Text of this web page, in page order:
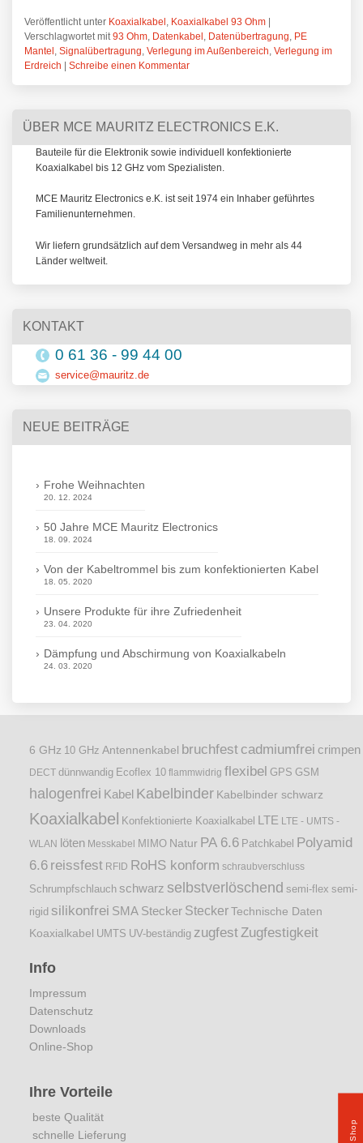
Veröffentlicht unter Koaxialkabel Koaxialkabel 93 Ohm |
Verschlagwortet mit 93 Ohm Datenkabel Datenübertragung PE
Mantel Signalübertragung Verlegung im Außenbereich Verlegung im
Erdreich | Schreibe einen Kommentar
ÜBER MCE MAURITZ ELECTRONICS E.K.
Bauteile für die Elektronik sowie individuell konfektionierte
Koaxialkabel bis 12 GHz vom Spezialisten.
MCE Mauritz Electronics e.K. ist seit 1974 ein Inhaber geführtes
Familienunternehmen.
Wir liefern grundsätzlich auf dem Versandweg in mehr als 44
Länder weltweit.
KONTAKT
0 61 36 - 99 44 00
service@mauritz.de
NEUE BEITRÄGE
Frohe Weihnachten
20. 12. 2024
50 Jahre MCE Mauritz Electronics
18. 09. 2024
Von der Kabeltrommel bis zum konfektionierten Kabel
18. 05. 2020
Unsere Produkte für ihre Zufriedenheit
23. 04. 2020
Dämpfung und Abschirmung von Koaxialkabeln
24. 03. 2020
6 GHz 10 GHz Antennenkabel bruchfest cadmiumfrei crimpen
DECT dünnwandig Ecoflex 10 flammwidrig flexibel GPS GSM
halogenfrei Kabel Kabelbinder Kabelbinder schwarz
Koaxialkabel Konfektionierte Koaxialkabel LTE LTE - UMTS -
WLAN löten Messkabel MIMO Natur PA 6.6 Patchkabel Polyamid
6.6 reissfest RFID RoHS konform schraubverschluss
Schrumpfschlauch schwarz selbstverlöschend semi-flex semi-
rigid silikonfrei SMA Stecker Stecker Technische Daten
Koaxialkabel UMTS UV-beständig zugfest Zugfestigkeit
Info
Impressum
Datenschutz
Downloads
Online-Shop
Ihre Vorteile
beste Qualität
schnelle Lieferung
Shop